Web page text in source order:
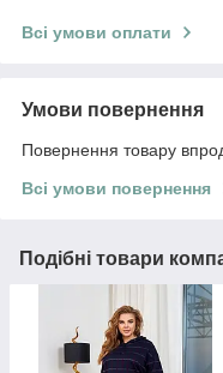
Всі умови оплати
Умови повернення
Повернення товару
Всі умови повернення
Подібні товари